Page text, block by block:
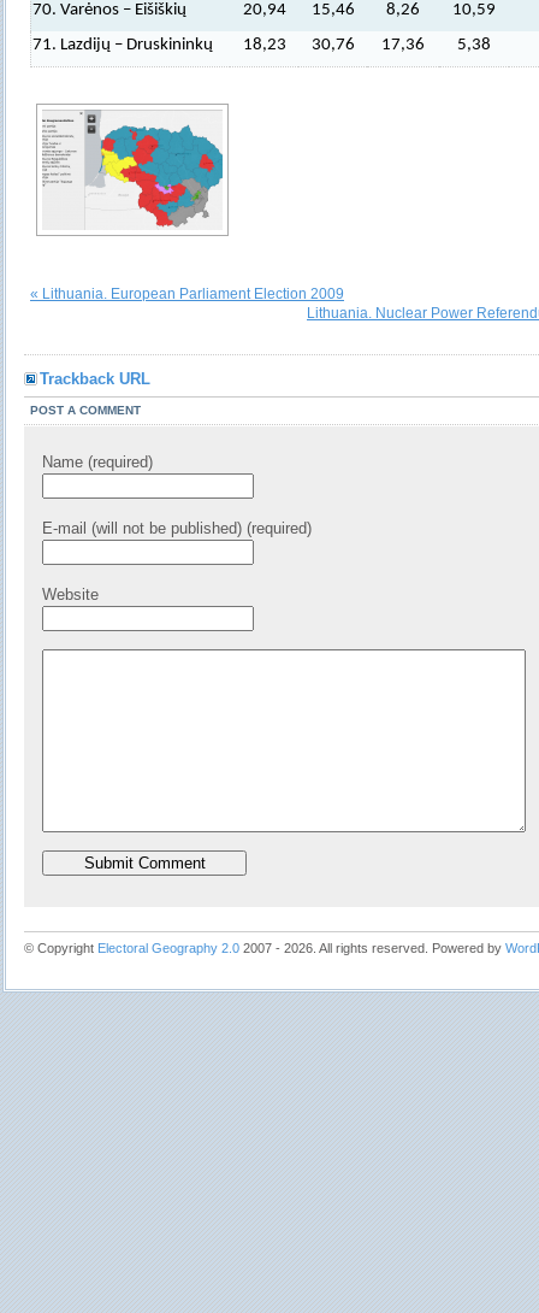
70. Varėnos – Eišiškių
20,94 15,46 8,26
10,59
71. Lazdijų – Druskininkų
18,23 30,76 17,36 5,38
« Lithuania. European Parliament Election 2009
Lithuania. Nuclear Power
Trackback URL
POST A COMMENT
Name (required)
E-mail (will not be published) (required)
Website
© Copyright Electoral Geography 2.0 2007 - 2026. All rights reserved. Powered by